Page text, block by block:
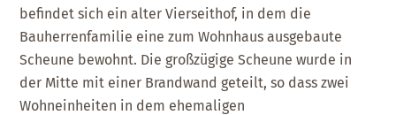
befindet sich ein alter Vierseithof, in dem die
Bauherrenfamilie eine zum Wohnhaus ausgebaute
Scheune bewohnt. Die großzügige Scheune wurde in
der Mitte mit einer Brandwand geteilt, so dass zwei
Wohneinheiten in dem ehemaligen